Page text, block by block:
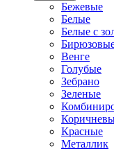
Бежевые
Белые
Белые с
Венге
Голубые
Зебрано
Зеленые
Красные
Металлик